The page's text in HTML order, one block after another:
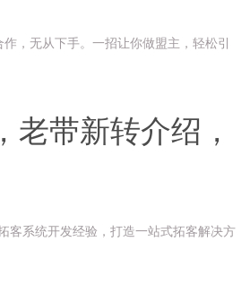
，无从下手。一招让你做盟主，轻松引
老带新转介绍，
客系统开发经验，打造一站式拓客解决方